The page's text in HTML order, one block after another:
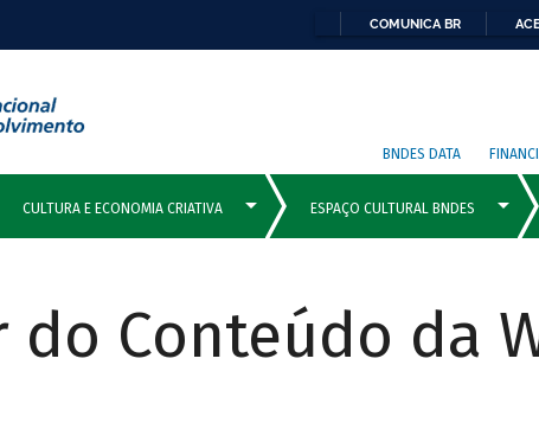
COMUNICA BR
BNDES DATA
Conteúdo da